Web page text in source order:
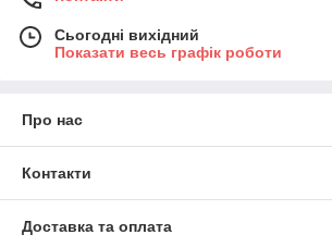
Сьогодні вихідний
Показати весь графік роботи
Про нас
Контакти
Доставка та оплата